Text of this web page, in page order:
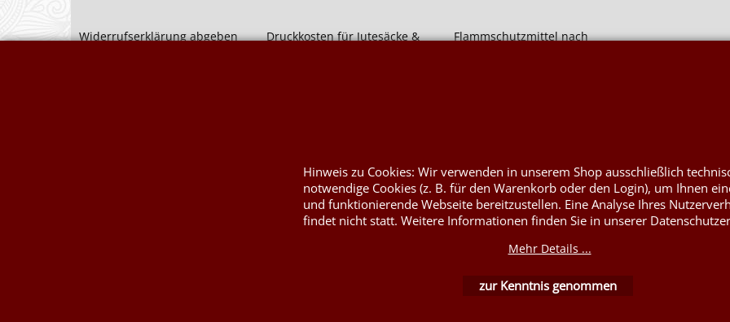
Widerrufserklärung abgeben
Druckkosten für Jutesäcke &
Flammschutzmittel nach
WebShop erstellt mit ShopFactory Shop Software.
Hinweis zu Cookies: Wir verwenden in unserem Shop ausschließlich
notwendige Cookies (z. B. für den Warenkorb oder den Login), um Ihnen
und funktionierende Webseite bereitzustellen. Eine Analyse Ihres
findet nicht statt. Weitere Informationen finden Sie in unserer
Mehr Details ...
zur Kenntnis genommen